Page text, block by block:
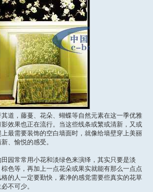
，藤蔓、花朵、蝴蝶等自然元素在这一季优雅
效果也正在流行。当这些线条或繁或清新，又或
最需要装饰的空白墙面时，就像给墙壁穿上美丽
、愉悦的感受。
常常用小花和淡绿色来演绎，其实只要是淡
色等，再加上一点花朵或果实就能有那么一点点
的人一定要勤快，素净的感觉需要些真实的花草
不可少。